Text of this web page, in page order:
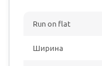
Run on flat
Ширина